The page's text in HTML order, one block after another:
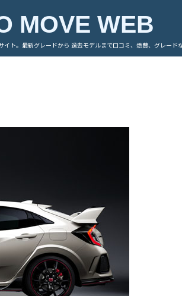
MOVE WEB
ト。最新グレードから 過去モデルまで口コミ、燃費、グレード